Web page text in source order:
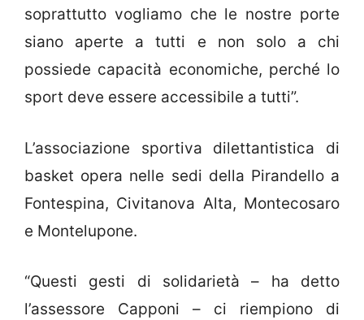
soprattutto vogliamo che le nostre porte
siano aperte a tutti e non solo a chi
possiede capacità economiche, perché lo
sport deve essere accessibile a tutti”.
L’associazione sportiva dilettantistica di
basket opera nelle sedi della Pirandello a
Fontespina, Civitanova Alta, Montecosaro
e Montelupone.
“Questi gesti di solidarietà – ha detto
l’assessore Capponi – ci riempiono di